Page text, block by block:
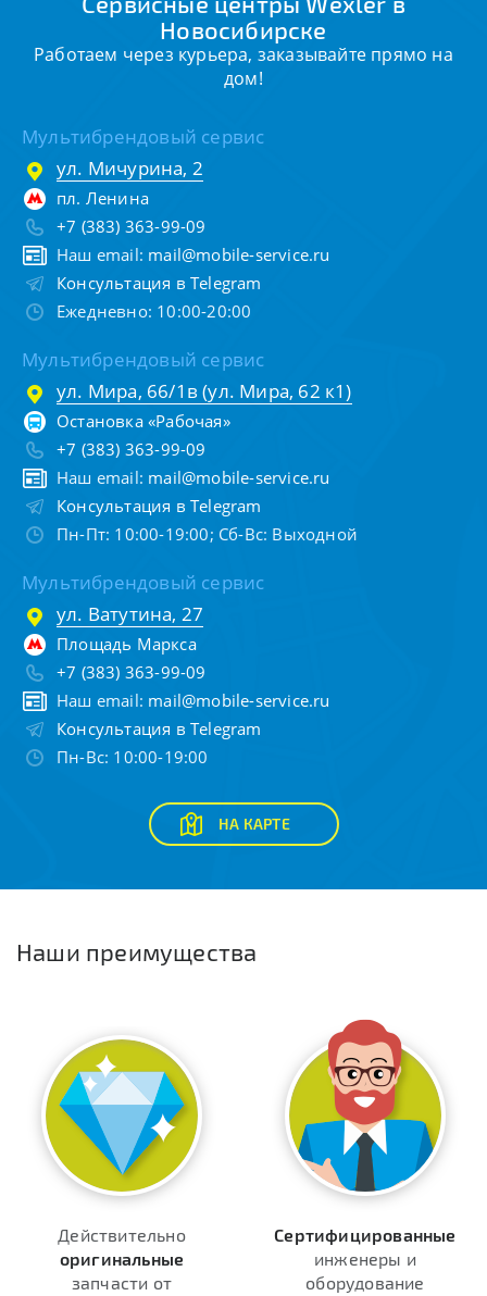
Новосибирске
Работаем через курьера, заказывайте прямо на
дом!
Мультибрендовый сервис
ул. Мичурина, 2
пл. Ленина
+7 (383) 363-99-09
Наш email: mail@mobile-service.ru
Консультация в Telegram
Ежедневно: 10:00-20:00
Мультибрендовый сервис
ул. Мира, 66/1в (ул. Мира, 62 к1)
Остановка «Рабочая»
+7 (383) 363-99-09
Наш email: mail@mobile-service.ru
Консультация в Telegram
Пн-Пт: 10:00-19:00; Сб-Вс: Выходной
Мультибрендовый сервис
ул. Ватутина, 27
Площадь Маркса
+7 (383) 363-99-09
Наш email: mail@mobile-service.ru
Консультация в Telegram
Пн-Вс: 10:00-19:00
НА КАРТЕ
Наши преимущества
Действительно
оригинальные
запчасти от
Сертифицированные
инженеры и
оборудование